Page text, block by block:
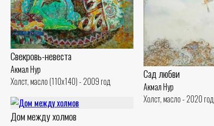
Сад любви
Акмал Нур
Холст, масло - 2020 год
Свекровь-невеста
Акмал Нур
Холст, масло (110x140) - 2009 год
Дом между холмов